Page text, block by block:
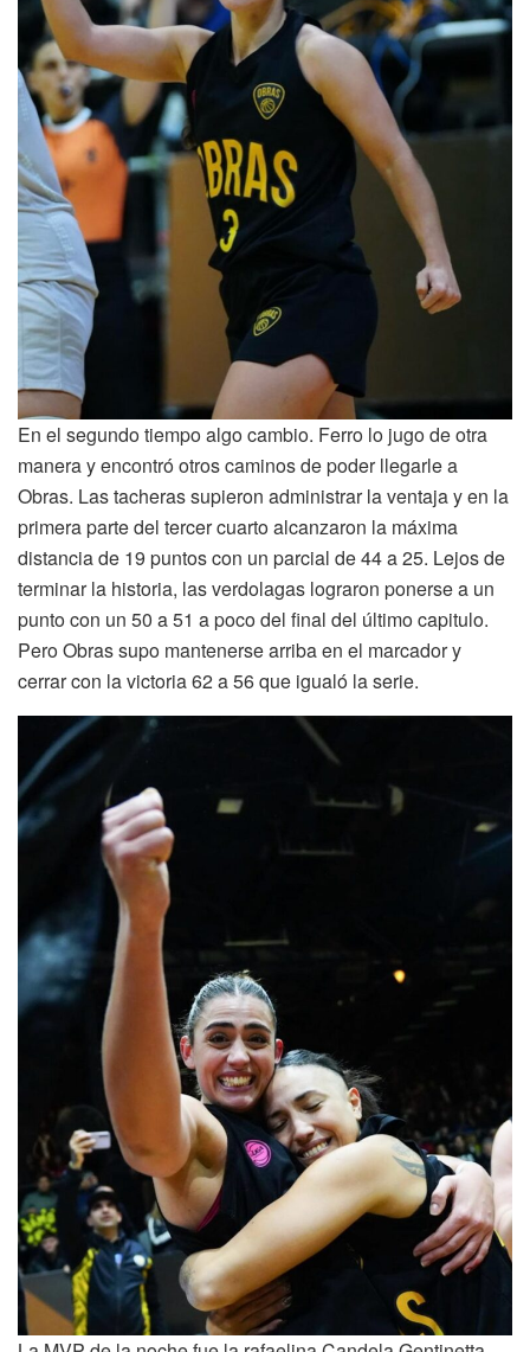
En el segundo tiempo algo cambio. Ferro lo jugo de otra
manera y encontró otros caminos de poder llegarle a
Obras. Las tacheras supieron administrar la ventaja y en la
primera parte del tercer cuarto alcanzaron la máxima
distancia de 19 puntos con un parcial de 44 a 25. Lejos de
terminar la historia, las verdolagas lograron ponerse a un
punto con un 50 a 51 a poco del final del último capitulo.
Pero Obras supo mantenerse arriba en el marcador y
cerrar con la victoria 62 a 56 que igualó la serie.